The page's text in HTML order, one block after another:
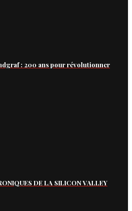
: 200 ans pour révolutionner
DE LA SILICON VALLEY